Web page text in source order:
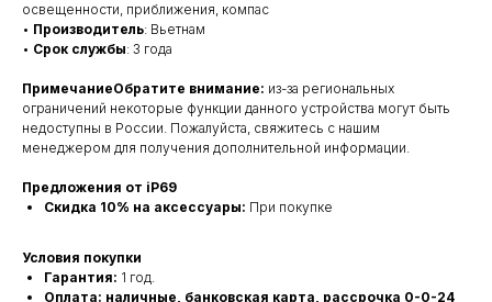
освещенности, приближения, компас
• Производитель: Вьетнам
• Срок службы: 3 года
ПримечаниеОбратите внимание: из-за региональных
ограничений некоторые функции данного устройства могут быть
недоступны в России. Пожалуйста, свяжитесь с нашим
менеджером для получения дополнительной информации.
Предложения от iP69
Скидка 10% на аксессуары: При покупке
Условия покупки
Гарантия: 1 год.
Оплата: наличные, банковская карта, рассрочка 0-0-24